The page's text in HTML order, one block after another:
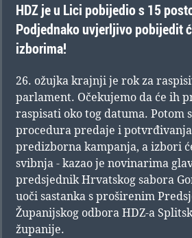
HDZ je u Lici pobijedio s 15
Podjednako uvjerljivo pobijedit
izborima!
26. ožujka krajnji je rok za
parlament. Očekujemo da će ih
raspisati oko tog datuma. Potom
procedura predaje i
predizborna kampanja, a izbori
svibnja - kazao je novinarima
predsjednik Hrvatskog sabora
uoči sastanka s proširenim
Županijskog odbora HDZ-a
županije.